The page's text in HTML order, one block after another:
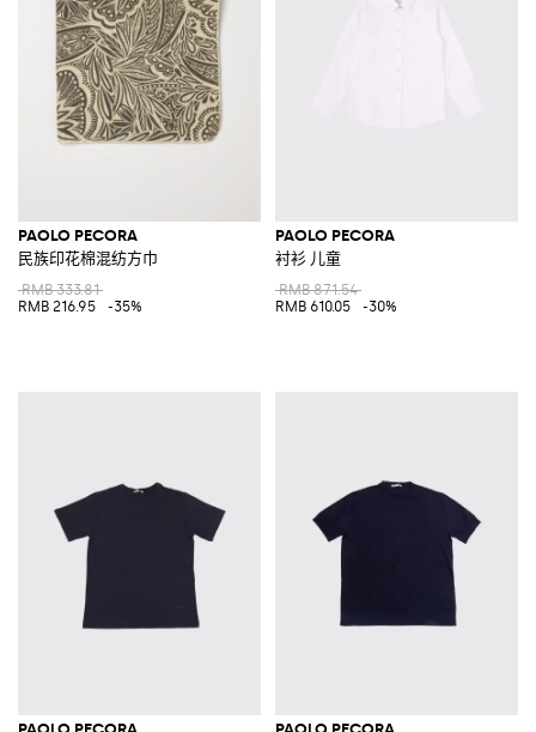
PAOLO PECORA
民族印花棉混纺方巾
RMB 333.81
RMB 216.95
-35%
PAOLO PECORA
衬衫 儿童
RMB 871.54
RMB 610.05
-30%